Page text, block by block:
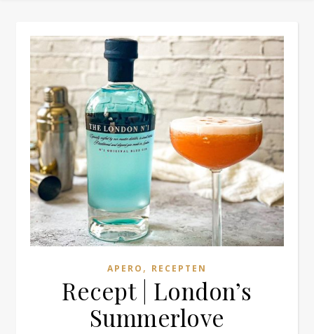
APERO , RECEPTEN
Recept | London’s
Summerlove